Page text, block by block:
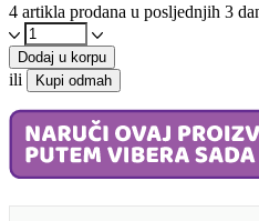
4 artikla prodana u posljednjih 3
Toplo
-
Hladno
gel
obloga
količina
Dodaj u korpu
ili Kupi odmah